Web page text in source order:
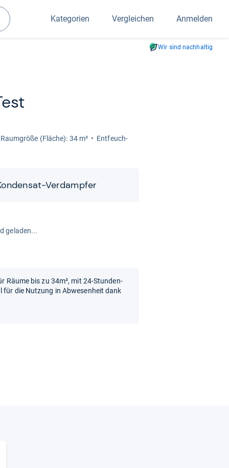
Kategorien Vergleichen Anmelden
Wir sind nachhaltig
Raum­größe (Flä­che): 34 m² Ent­feuch­
​​Ver­damp­fer
geladen...
bis zu 34m², mit 24-Stunden-
die Nutzung in Abwesenheit dank